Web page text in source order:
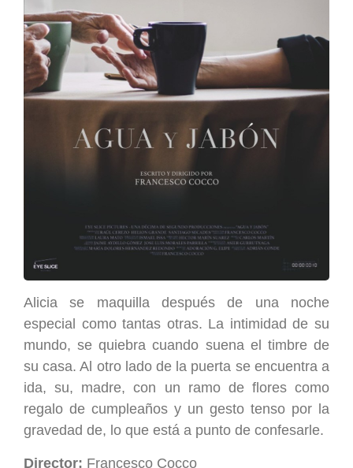
Alicia se maquilla después de una noche
especial como tantas otras. La intimidad de su
mundo, se quiebra cuando suena el timbre de
su casa. Al otro lado de la puerta se encuentra a
ida, su, madre, con un ramo de flores como
regalo de cumpleaños y un gesto tenso por la
gravedad de, lo que está a punto de confesarle.
Director: Francesco Cocco